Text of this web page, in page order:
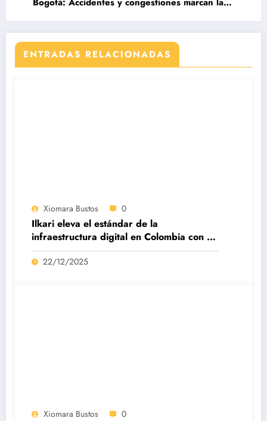
ENTRADAS RELACIONADAS
Xiomara Bustos 0
Ilkari eleva el estándar de la
infraestructura digital en Colombia con su
datacenter certificado Nivel IV de ICREA
22/12/2025
Xiomara Bustos 0